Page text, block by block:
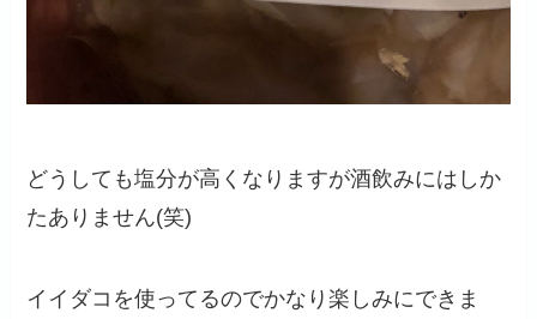
どうしても塩分が高くなりますが酒飲みにはしか
たありません(笑)
イイダコを使ってるのでかなり楽しみにできま